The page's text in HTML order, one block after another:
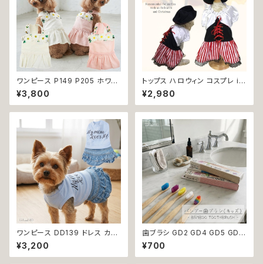
ワンピース P149 P205 ホワイ
ト ピンク フラワー ハンドメイド
Bee パステル コットン dog ウ
ェア ドッグ ウェア ドッグウエア
の洋服 洋服 小型犬 中型犬 女
の子 スカート 花 蜂 ストーン ビ
ジュー アップリケ かわいい 可
愛い おしゃれ 送料無料 返品交
換不可
¥3,800
トップス ハロウィン コスプレ ir
o1 ワンピース 海賊 ハロパ パイ
レーツ コスチューム コス 仮装
dog cat ウェア ドッグ ウェア ド
犬洋服 犬の洋服 猫服 猫洋服
猫の洋服 洋服 かわいい 可愛い
おしゃれ 返品交換不可
¥2,980
ワンピース DD139 ドレス カジ
ュアル スカート ハンドメイド パ
ピー 小型犬 犬 猫 ペット 服 犬
服 犬の服 猫服 猫の服 ドッグウ
¥3,200
歯ブラシ GD2 GD4 GD5 GD6
GD8 ハンブー歯ブラシ THE H
UMBLE CO.キッズ 子ども バン
ブー 竹 口腔ケア 植物由来原料
¥700